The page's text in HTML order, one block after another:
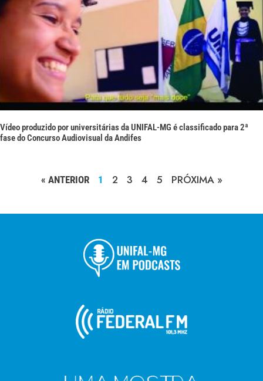
Vídeo produzido por universitárias da UNIFAL-MG é classificado para 2ª
fase do Concurso Audiovisual da Andifes
« ANTERIOR 1 2 3 4 5 PRÓXIMA »